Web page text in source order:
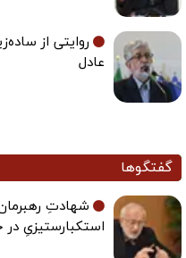
روایتی از
عادل
گفتگوها
شهادتِ
استکبارستیزیِ